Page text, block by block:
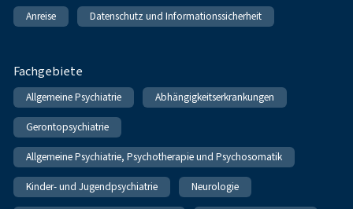
Anreise Datenschutz und Informationssicherheit
Fachgebiete
Allgemeine Psychiatrie Abhängigkeitserkrankungen
Gerontopsychiatrie
Allgemeine Psychiatrie, Psychotherapie und Psychosomatik
Kinder- und Jugendpsychiatrie Neurologie